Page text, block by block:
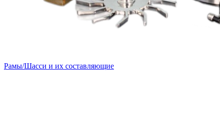
Рамы/Шасси и их составляющие